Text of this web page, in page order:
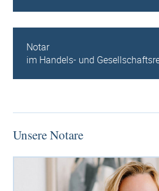
Notar
im Handels- und
Unsere Notare